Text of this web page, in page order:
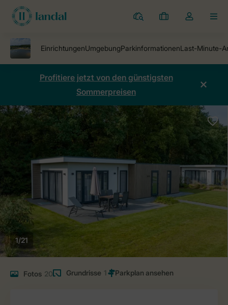
Ferienparks
Meine
Dropdown-
öffnen
Profitiere jetzt von den günstigsten
Sommerpreisen
1/21
Fotos 20 Grundrisse 1